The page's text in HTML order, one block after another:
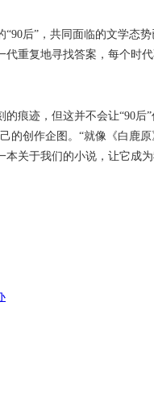
后”，共同面临的文学态
重复地寻找答案，每个时
迹，但这并不会让“90后
创作企图。“就像《白鹿
关于我们的小说，让它成